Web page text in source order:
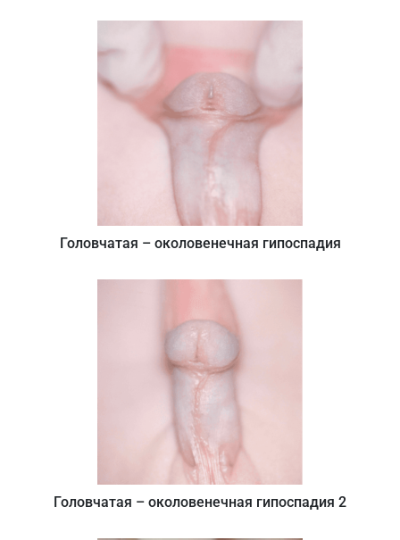
Головчатая – околовенечная гипоспадия
Головчатая – околовенечная гипоспадия 2